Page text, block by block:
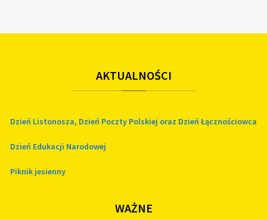
AKTUALNOŚCI
Dzień Listonosza, Dzień Poczty Polskiej oraz Dzień Łącznościowca
Dzień Edukacji Narodowej
Piknik jesienny
WAŻNE